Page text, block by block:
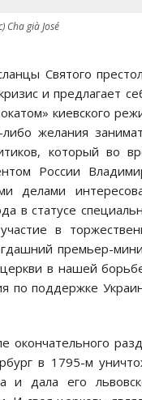
Cha già José
Святого
и предлагает
киевского
желания
который во
России
делами
в статусе
в
премьер-
в нашей
по поддержке
окончательного
в 1795-м
и дала его